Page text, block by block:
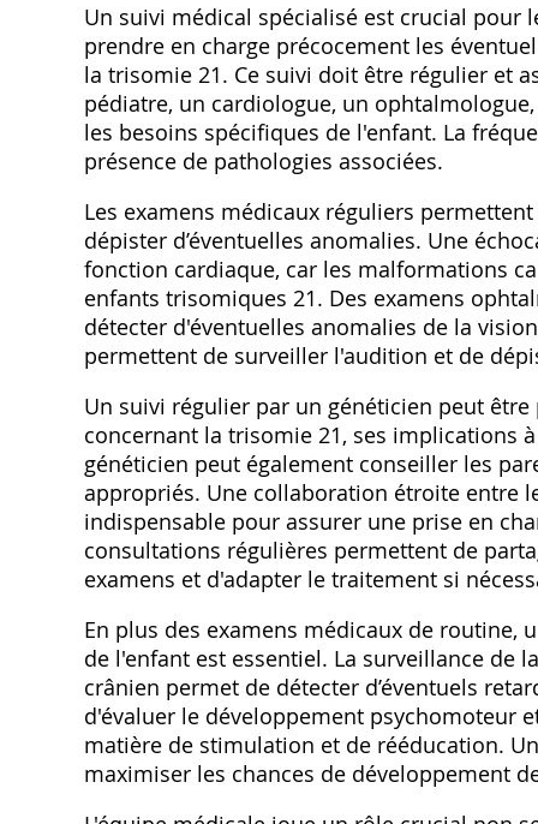
Un suivi médical spécialisé est crucial pour
prendre en charge précocement les
la trisomie 21. Ce suivi doit être régulier et
pédiatre‚ un cardiologue‚ un
les besoins spécifiques de l'enfant. La
présence de pathologies associées.
Les examens médicaux réguliers
dépister d’éventuelles anomalies. Une
fonction cardiaque‚ car les malformations
enfants trisomiques 21. Des examens
détecter d'éventuelles anomalies de la
permettent de surveiller l'audition et de
Un suivi régulier par un généticien peut
concernant la trisomie 21‚ ses implications
généticien peut également conseiller les
appropriés. Une collaboration étroite entre
indispensable pour assurer une prise en
consultations régulières permettent de
examens et d'adapter le traitement si
En plus des examens médicaux de
de l'enfant est essentiel. La surveillance de
crânien permet de détecter d’éventuels
d'évaluer le développement psychomoteur
matière de stimulation et de rééducation.
maximiser les chances de développement